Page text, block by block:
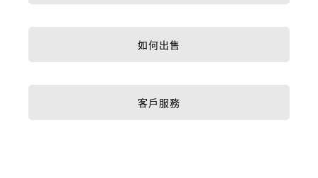
如何出售
客戶服務